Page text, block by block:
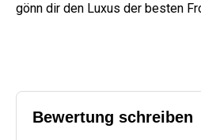
gönn dir den Luxus der besten
Bewertung schreiben